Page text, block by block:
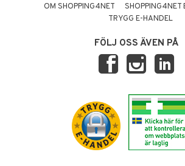
OM SHOPPING4NET
SHOPPING4NET
TRYGG E-HANDEL
FÖLJ OSS ÄVEN PÅ